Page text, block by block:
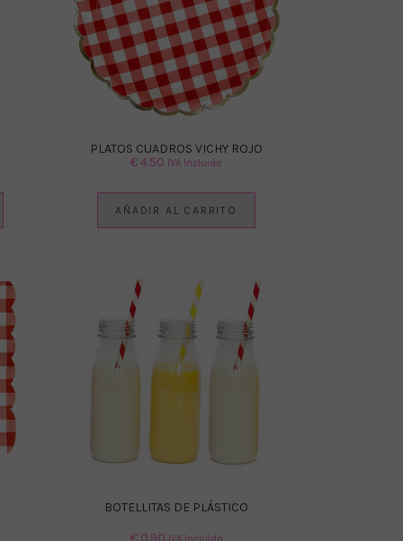
PLATOS CUADROS VICHY ROJO
€4.50 IVA Incluido
AÑADIR AL CARRITO
BOTELLITAS DE PLÁSTICO
€0.90